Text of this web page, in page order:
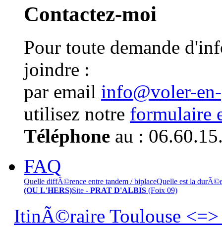
Contactez-moi
Pour toute demande
joindre :
par email info@voler-
utilisez notre formulaire
Téléphone au :
FAQ
Quelle diffÃ©rence entre tandem / biplaceQuelle est la
(OU L'HERS)Site - PRAT D'ALBIS (Foix 09)
ItinÃ©raire Toulouse